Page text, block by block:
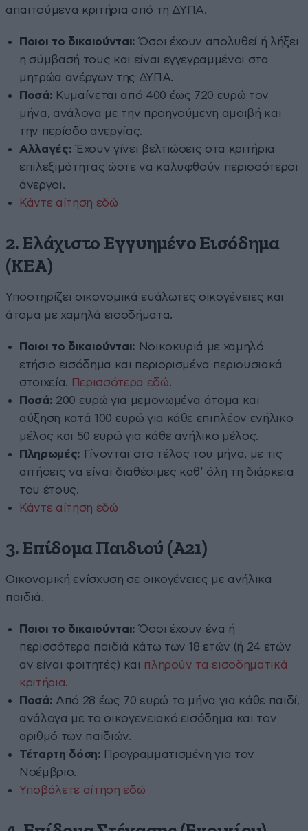
απαιτούμενα κριτήρια από τη ΔΥΠΑ.
Ποιοι το δικαιούνται: Όσοι έχουν απολυθεί ή λήξει
η σύμβασή τους και είναι εγγεγραμμένοι στα
μητρώα ανέργων της ΔΥΠΑ.
Ποσά: Κυμαίνεται από 400 έως 720 ευρώ τον
μήνα, ανάλογα με την προηγούμενη αμοιβή και
την περίοδο ανεργίας.
Αλλαγές: Έχουν γίνει βελτιώσεις στα κριτήρια
επιλεξιμότητας ώστε να καλυφθούν περισσότεροι
άνεργοι.
Κάντε αίτηση εδώ
2. Ελάχιστο Εγγυημένο Εισόδημα
(ΚΕΑ)
Υποστηρίζει οικονομικά ευάλωτες οικογένειες και
άτομα με χαμηλά εισοδήματα.
Ποιοι το δικαιούνται: Νοικοκυριά με χαμηλό
ετήσιο εισόδημα και περιορισμένα περιουσιακά
στοιχεία. Περισσότερα εδώ.
Ποσά: 200 ευρώ για μεμονωμένα άτομα και
αύξηση κατά 100 ευρώ για κάθε επιπλέον ενήλικο
μέλος και 50 ευρώ για κάθε ανήλικο μέλος.
Πληρωμές: Γίνονται στο τέλος του μήνα, με τις
αιτήσεις να είναι διαθέσιμες καθ’ όλη τη διάρκεια
του έτους.
Κάντε αίτηση εδώ
3. Επίδομα Παιδιού (Α21)
Οικονομική ενίσχυση σε οικογένειες με ανήλικα
παιδιά.
Ποιοι το δικαιούνται: Όσοι έχουν ένα ή
περισσότερα παιδιά κάτω των 18 ετών (ή 24 ετών
αν είναι φοιτητές) και πληρούν τα εισοδηματικά
κριτήρια.
Ποσά: Από 28 έως 70 ευρώ το μήνα για κάθε παιδί,
ανάλογα με το οικογενειακό εισόδημα και τον
αριθμό των παιδιών.
Τέταρτη δόση: Προγραμματισμένη για τον
Νοέμβριο.
Υποβάλετε αίτηση εδώ